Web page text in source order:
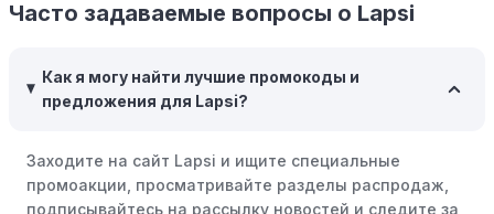
покупках. Накапливайте баллы и обменивайте их на
Совершать покупки во время распродаж:
Следите за
крупными распродажами, такими как "черная
розничные компании часто предлагают значительные
скидки.
Часто задаваемые вопросы о Lapsi
Как я могу найти лучшие промокоды и
предложения для Lapsi?
Заходите на сайт Lapsi и ищите специальные
промоакции, просматривайте разделы распродаж,
подписывайтесь на рассылку новостей и следите за